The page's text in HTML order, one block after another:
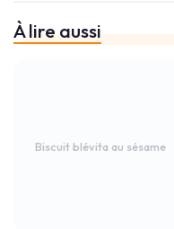
À lire aussi
Biscuit blévita au sésame